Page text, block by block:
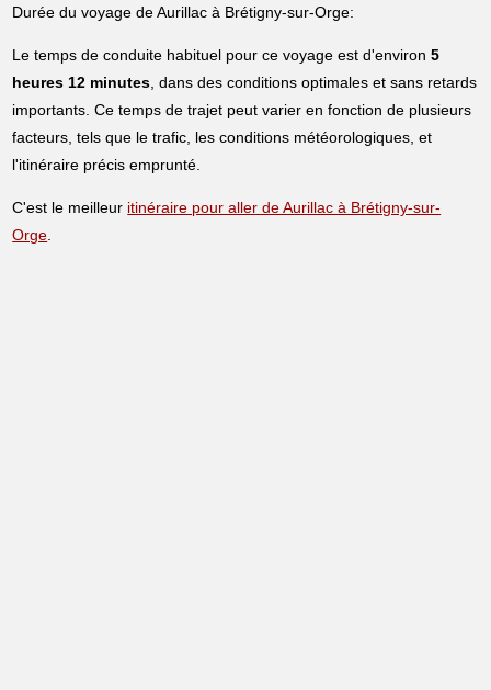
Durée du voyage de Aurillac à Brétigny-sur-Orge:
Le temps de conduite habituel pour ce voyage est d'environ5
heures 12 minutes, dans des conditions optimales et sans retards
importants. Ce temps de trajet peut varier en fonction de plusieurs
facteurs, tels que le trafic, les conditions météorologiques, et
l'itinéraire précis emprunté.
C'est le meilleur itinéraire pour aller de Aurillac à Brétigny-sur-
Orge.